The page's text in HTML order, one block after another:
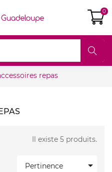
0
repas
Il existe 5 produits.
Pertinence 